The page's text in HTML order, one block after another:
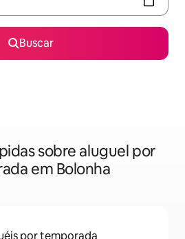
Buscar
sobre aluguel por
em Bolonha
por temporada